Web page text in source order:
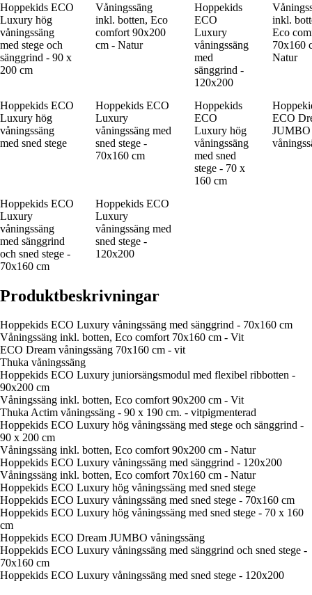
Hoppekids ECO
Luxury hög
våningssäng
med stege och
sänggrind - 90 x
200 cm
Våningssäng
inkl. botten, Eco
comfort 90x200
cm - Natur
Hoppekids
ECO
Luxury
våningssäng
med
sänggrind -
120x200
inkl.
Eco
70x160
Natur
Hoppekids ECO
Luxury hög
våningssäng
med sned stege
Hoppekids ECO
Luxury
våningssäng med
sned stege -
70x160 cm
Hoppekids
ECO
Luxury hög
våningssäng
med sned
stege - 70 x
160 cm
ECO
JUMBO
Hoppekids ECO
Luxury
våningssäng
med sänggrind
och sned stege -
70x160 cm
Hoppekids ECO
Luxury
våningssäng med
sned stege -
120x200
Produktbeskrivningar
Hoppekids ECO Luxury våningssäng med sänggrind - 70x160 cm
Våningssäng inkl. botten, Eco comfort 70x160 cm - Vit
ECO Dream våningssäng 70x160 cm - vit
Thuka våningssäng
Hoppekids ECO Luxury juniorsängsmodul med flexibel ribbotten -
90x200 cm
Våningssäng inkl. botten, Eco comfort 90x200 cm - Vit
Thuka Actim våningssäng - 90 x 190 cm. - vitpigmenterad
Hoppekids ECO Luxury hög våningssäng med stege och sänggrind -
90 x 200 cm
Våningssäng inkl. botten, Eco comfort 90x200 cm - Natur
Hoppekids ECO Luxury våningssäng med sänggrind - 120x200
Våningssäng inkl. botten, Eco comfort 70x160 cm - Natur
Hoppekids ECO Luxury hög våningssäng med sned stege
Hoppekids ECO Luxury våningssäng med sned stege - 70x160 cm
Hoppekids ECO Luxury hög våningssäng med sned stege - 70 x 160
cm
Hoppekids ECO Dream JUMBO våningssäng
Hoppekids ECO Luxury våningssäng med sänggrind och sned stege -
70x160 cm
Hoppekids ECO Luxury våningssäng med sned stege - 120x200